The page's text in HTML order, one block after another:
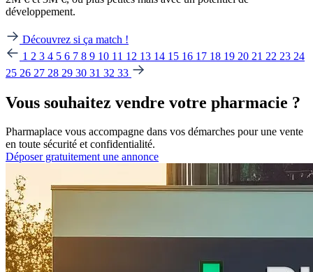
développement.
Découvrez si ça match !
1 2 3 4 5 6 7 8 9 10 11 12 13 14 15 16 17 18 19 20 21 22 23 24
25 26 27 28 29 30 31 32 33
Vous souhaitez vendre votre pharmacie ?
Pharmaplace vous accompagne dans vos démarches pour une vente
en toute sécurité et confidentialité.
Déposer gratuitement une annonce